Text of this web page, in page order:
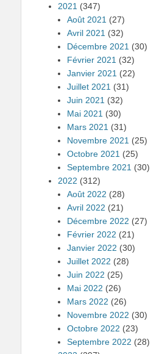
2021 (347)
Août 2021 (27)
Avril 2021 (32)
Décembre 2021 (30)
Février 2021 (32)
Janvier 2021 (22)
Juillet 2021 (31)
Juin 2021 (32)
Mai 2021 (30)
Mars 2021 (31)
Novembre 2021 (25)
Octobre 2021 (25)
Septembre 2021 (30)
2022 (312)
Août 2022 (28)
Avril 2022 (21)
Décembre 2022 (27)
Février 2022 (21)
Janvier 2022 (30)
Juillet 2022 (28)
Juin 2022 (25)
Mai 2022 (26)
Mars 2022 (26)
Novembre 2022 (30)
Octobre 2022 (23)
Septembre 2022 (28)